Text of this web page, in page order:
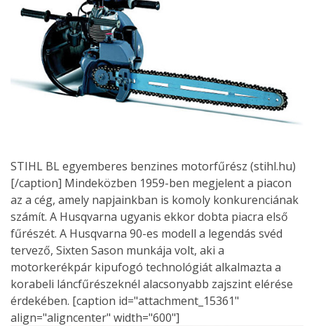
STIHL BL egyemberes benzines motorfűrész (stihl.hu)
[/caption] Mindeközben 1959-ben megjelent a piacon
az a cég, amely napjainkban is komoly konkurenciának
számít. A Husqvarna ugyanis ekkor dobta piacra első
fűrészét. A Husqvarna 90-es modell a legendás svéd
tervező, Sixten Sason munkája volt, aki a
motorkerékpár kipufogó technológiát alkalmazta a
korabeli láncfűrészeknél alacsonyabb zajszint elérése
érdekében. [caption id="attachment_15361"
align="aligncenter" width="600"]